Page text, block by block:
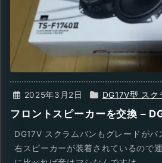
2025年3月2日 DG17V型 スク
フロントスピーカーを交換 –
DG17V スクラムバンもグレードが
右スピーカーが装着されているので